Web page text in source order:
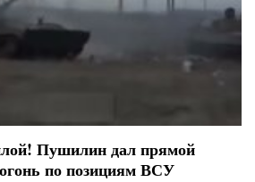
Пушилин дал прямой
по позициям ВСУ